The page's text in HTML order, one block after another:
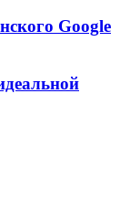
Google